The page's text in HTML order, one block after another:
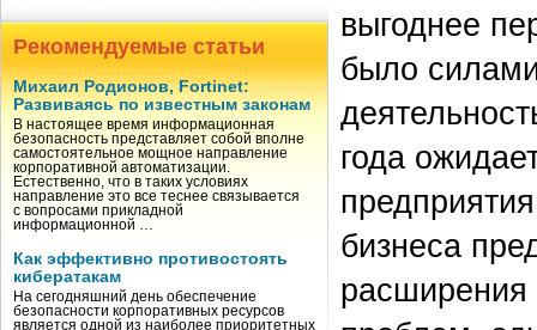
Рекомендуемые статьи
Михаил Родионов, Fortinet:
Развиваясь по известным законам
В настоящее время информационная
безопасность представляет собой вполне
самостоятельное мощное направление
корпоративной автоматизации.
Естественно, что в таких условиях
направление это все теснее связывается
с вопросами прикладной
информационной …
Как эффективно противостоять
кибератакам
На сегодняшний день обеспечение
безопасности корпоративных ресурсов
является одной из наиболее приоритетных
выгоднее
было силами
года
бизнеса
расширения